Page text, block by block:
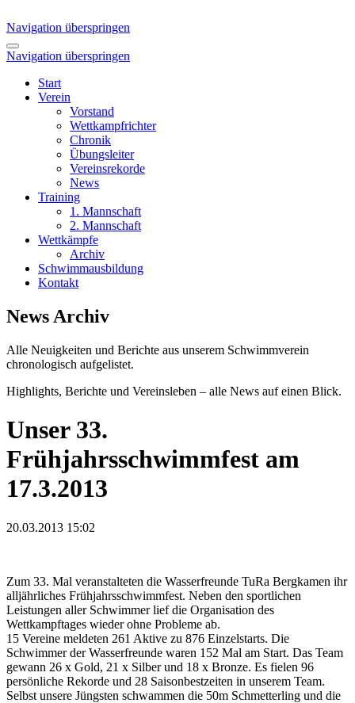
Navigation überspringen
Navigation überspringen
Start
Verein
Vorstand
Wettkampfrichter
Chronik
Übungsleiter
Vereinsrekorde
News
Training
1. Mannschaft
2. Mannschaft
Wettkämpfe
Archiv
Schwimmausbildung
Kontakt
News Archiv
Alle Neuigkeiten und Berichte aus unserem Schwimmverein
chronologisch aufgelistet.
Highlights, Berichte und Vereinsleben – alle News auf einen Blick.
Unser 33.
Frühjahrsschwimmfest am
17.3.2013
20.03.2013 15:02
Zum 33. Mal veranstalteten die Wasserfreunde TuRa Bergkamen ihr
alljährliches Frühjahrsschwimmfest. Neben den sportlichen
Leistungen aller Schwimmer lief die Organisation des
Wettkampftages wieder ohne Probleme ab.
15 Vereine meldeten 261 Aktive zu 876 Einzelstarts. Die
Schwimmer der Wasserfreunde waren 152 Mal am Start. Das Team
gewann 26 x Gold, 21 x Silber und 18 x Bronze. Es fielen 96
persönliche Rekorde und 28 Saisonbestzeiten in unserem Team.
Selbst unsere Jüngsten schwammen die 50m Schmetterling und die